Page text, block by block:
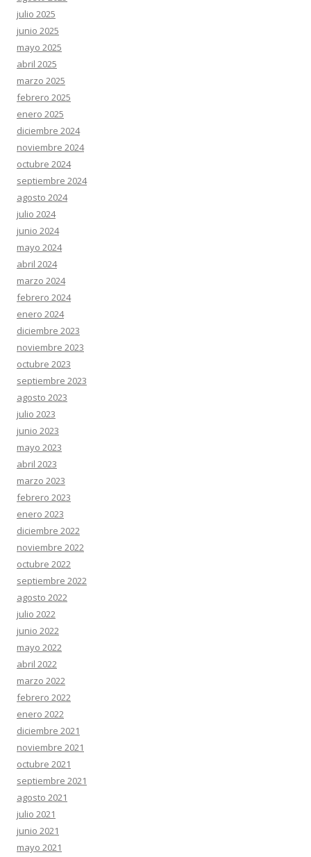
julio 2025
junio 2025
mayo 2025
abril 2025
marzo 2025
febrero 2025
enero 2025
diciembre 2024
noviembre 2024
octubre 2024
septiembre 2024
agosto 2024
julio 2024
junio 2024
mayo 2024
abril 2024
marzo 2024
febrero 2024
enero 2024
diciembre 2023
noviembre 2023
octubre 2023
septiembre 2023
agosto 2023
julio 2023
junio 2023
mayo 2023
abril 2023
marzo 2023
febrero 2023
enero 2023
diciembre 2022
noviembre 2022
octubre 2022
septiembre 2022
agosto 2022
julio 2022
junio 2022
mayo 2022
abril 2022
marzo 2022
febrero 2022
enero 2022
diciembre 2021
noviembre 2021
octubre 2021
septiembre 2021
agosto 2021
julio 2021
junio 2021
mayo 2021